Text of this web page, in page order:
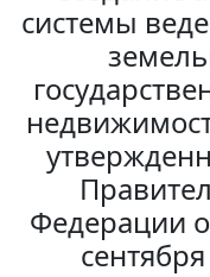
системы
Федерации